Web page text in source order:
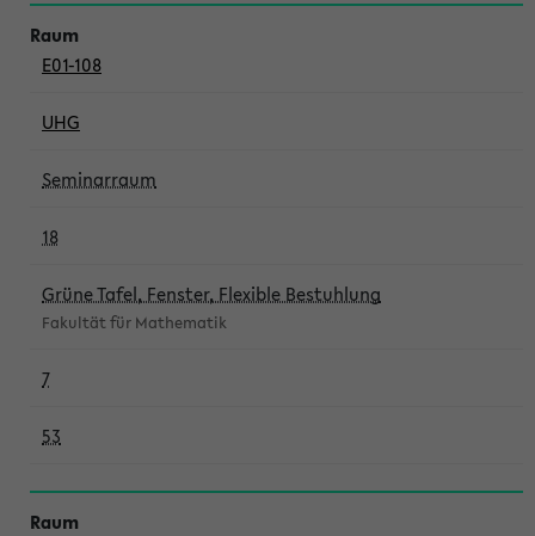
E01-108
UHG
Seminarraum
18
Grüne Tafel, Fenster, Flexible Bestuhlung
Fakultät für Mathematik
7
53